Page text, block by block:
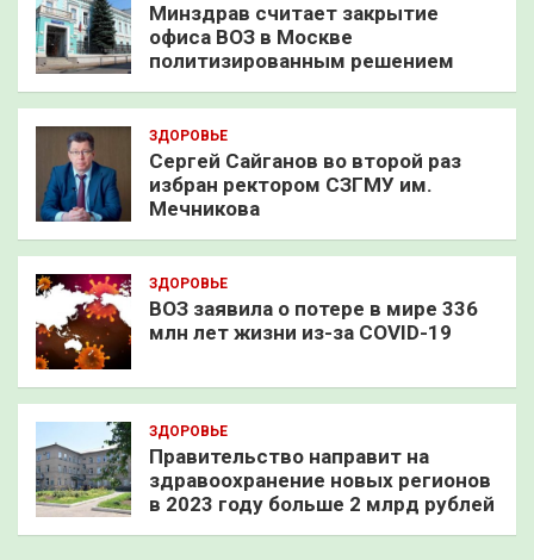
Минздрав считает закрытие
офиса ВОЗ в Москве
политизированным решением
ЗДОРОВЬЕ
Сергей Сайганов во второй раз
избран ректором СЗГМУ им.
Мечникова
ЗДОРОВЬЕ
ВОЗ заявила о потере в мире 336
млн лет жизни из-за COVID-19
ЗДОРОВЬЕ
Правительство направит на
здравоохранение новых регионов
в 2023 году больше 2 млрд рублей